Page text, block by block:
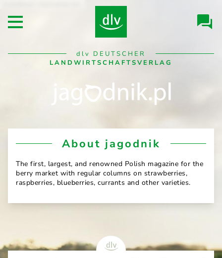
main
content
Header/Navigation
Open main menu
Desktop
Navigation
dlv DEUTSCHER
LANDWIRTSCHAFTSVERLAG
jagodnikAbout jagodnik
The first, largest, and renowned Polish magazine for the
berry market with regular columns on strawberries,
raspberries, blueberries, currants and other varieties.